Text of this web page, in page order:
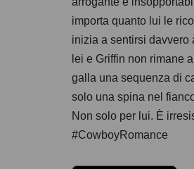
importa quanto lui le
inizia a sentirsi davvero
lei e Griffin non rimane
galla una sequenza di
solo una spina nel
Non solo per lui. È
#CowboyRomance